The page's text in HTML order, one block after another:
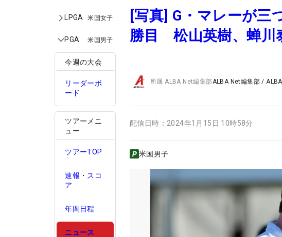
LPGA 米国女子
PGA 米国男子
今週の大会
リーダーボ
ード
ツアーメニ
ュー
ツアーTOP
速報・スコ
ア
年間日程
ニュース
[写真] G・マレーが三
勝目 松山英樹、蝉川
所属ALBA Net編集部ALBA Net編集部 /
配信日時： 2024年1月15日 10時58分
米国男子